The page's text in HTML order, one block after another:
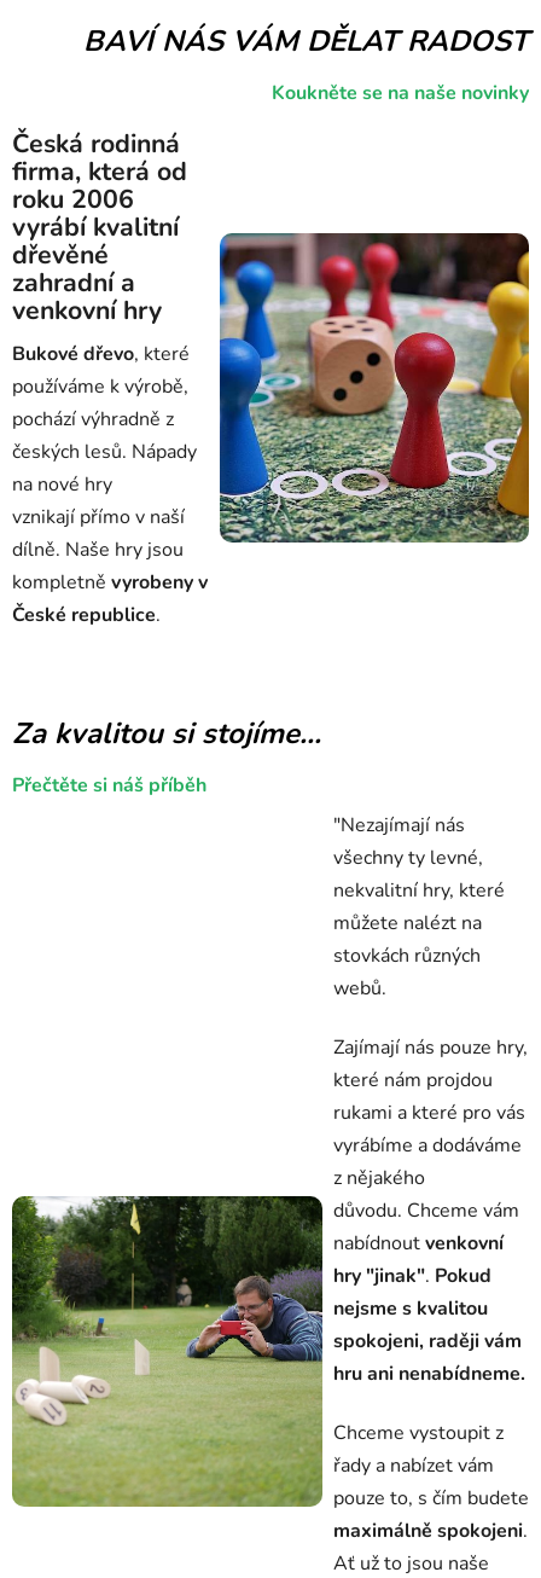
BAVÍ NÁS VÁM DĚLAT RADOST
Koukněte se na naše novinky
Česká rodinná
firma, která od
roku 2006
vyrábí kvalitní
dřevěné
zahradní a
venkovní hry
Bukové dřevo, které
používáme k výrobě,
pochází výhradně z
českých lesů. Nápady
na nové hry
vznikají přímo v naší
dílně. Naše hry jsou
kompletně vyrobeny v
České republice.
Za kvalitou si stojíme...
Přečtěte si náš příběh
"Nezajímají nás
všechny ty levné,
nekvalitní hry, které
můžete nalézt na
stovkách různých
webů.
Zajímají nás pouze hry,
které nám projdou
rukami a které pro vás
vyrábíme a dodáváme
z nějakého
důvodu. Chceme vám
nabídnoutvenkovní
hry "jinak". Pokud
nejsme s kvalitou
spokojeni, raději vám
hru ani nenabídneme.
Chceme vystoupit z
řady a nabízet vám
pouze to, s čím budete
maximálně spokojeni.
Ať už to jsou naše